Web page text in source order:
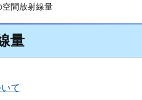
空間放射線量
量
て